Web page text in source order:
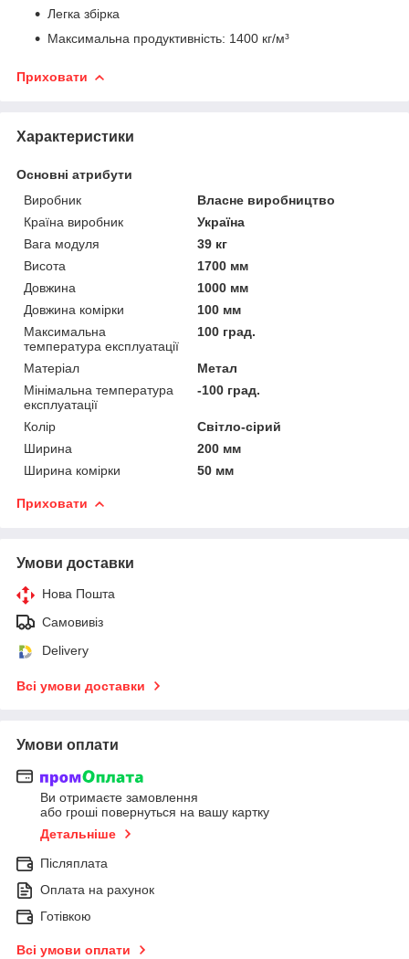
Легка збірка
Максимальна продуктивність: 1400 кг/м³
Приховати
Характеристики
Основні атрибути
Виробник
Власне виробництво
Країна виробник
Україна
Вага модуля
39 кг
Висота
1700 мм
Довжина
1000 мм
Довжина комірки
100 мм
Максимальна
температура експлуатації
100 град.
Матеріал
Метал
Мінімальна температура
експлуатації
-100 град.
Колір
Світло-сірий
Ширина
200 мм
Ширина комірки
50 мм
Приховати
Умови доставки
Нова Пошта
Самовивіз
Delivery
Всі умови доставки
Умови оплати
Ви отримаєте замовлення
або гроші повернуться на вашу картку
Детальніше
Післяплата
Оплата на рахунок
Готівкою
Всі умови оплати